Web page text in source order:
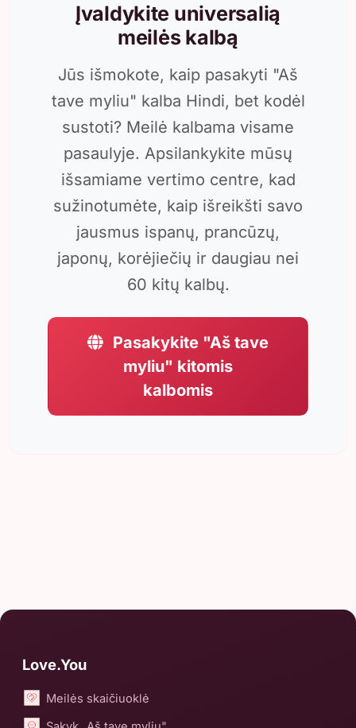
Įvaldykite universalią
meilės kalbą
Jūs išmokote, kaip pasakyti "Aš
tave myliu" kalba Hindi, bet kodėl
sustoti? Meilė kalbama visame
pasaulyje. Apsilankykite mūsų
išsamiame vertimo centre, kad
sužinotumėte, kaip išreikšti savo
jausmus ispanų, prancūzų,
japonų, korėjiečių ir daugiau nei
60 kitų kalbų.
Pasakykite "Aš tave
myliu" kitomis
kalbomis
Love.You
Meilės skaičiuoklė